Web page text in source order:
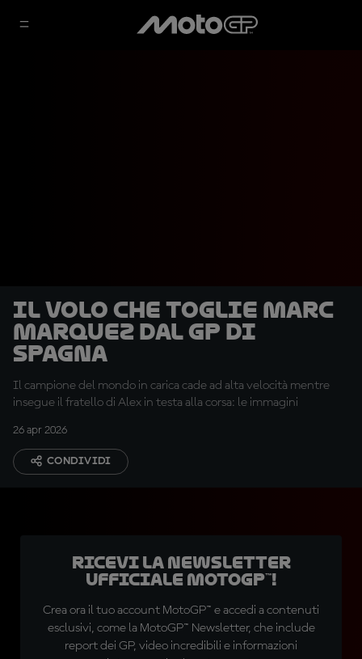
Il volo che toglie Marc
Marquez dal GP di
Spagna
Il campione del mondo in carica cade ad alta velocità mentre
insegue il fratello di Alex in testa alla corsa: le immagini
26 apr 2026
CONDIVIDI
Ricevi la newsletter
ufficiale MotoGP™!
Crea ora il tuo account MotoGP™ e accedi a contenuti
esclusivi, come la MotoGP™ Newsletter, che include
report dei GP, video incredibili e informazioni